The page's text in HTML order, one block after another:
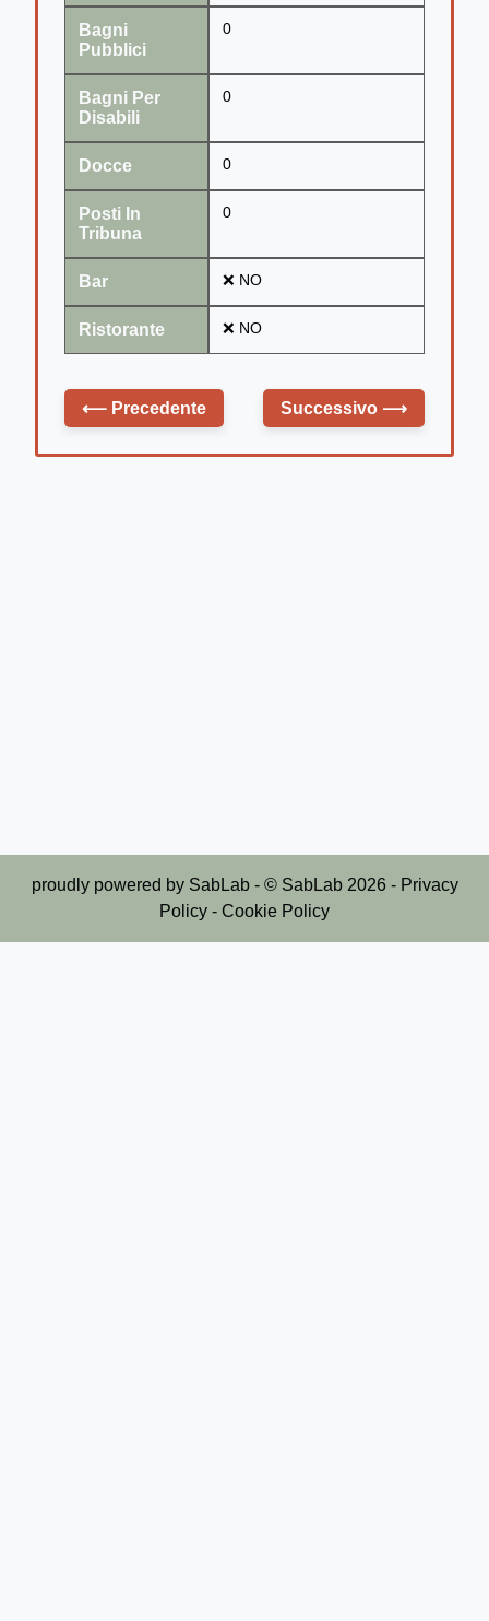
Bagni
Pubblici
0
Bagni Per
Disabili
0
Docce 0
Posti In
Tribuna
0
Bar ❌ NO
Ristorante ❌ NO
⟵ Precedente Successivo ⟶
proudly powered by SabLab- © SabLab 2026- Privacy
Policy - Cookie Policy